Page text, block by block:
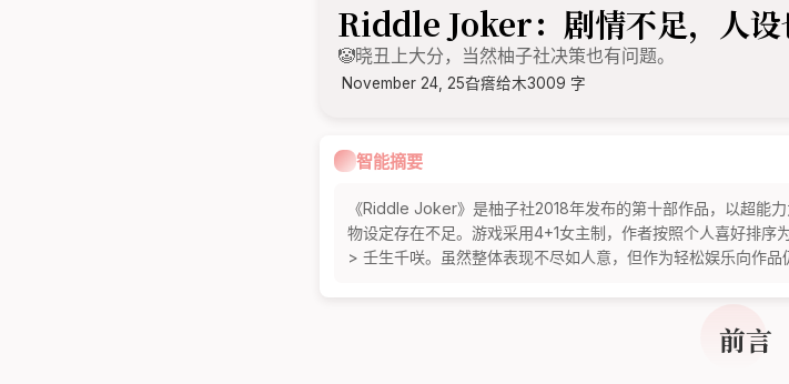
Riddle Joker：剧情不足，人设
🤡晓丑上大分，当然柚子社决策也有问题。
November 24, 25旮瘩给木3009 字
智能摘要
《Riddle Joker》是柚子社2018年发布的第十部作品，以超能
物设定存在不足。游戏采用4+1女主制，作者按照个人喜好排
> 壬生千咲。虽然整体表现不尽如人意，但作为轻松娱乐向作品
前言